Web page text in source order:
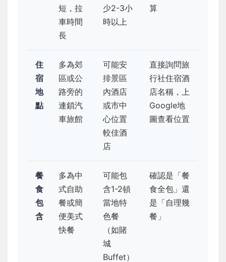
短，拉
車時間
長
少2-3小
時以上
算
住
宿
地
點
多為郊
區或公
路旁的
連鎖汽
車旅館
可能安
排景區
內酒店
或市中
心位置
較佳酒
店
直接詢問旅
行社住宿酒
店名稱，上
Google地
圖查看位置
餐
食
包
含
多為中
式自助
餐或簡
便美式
快餐
可能包
含1-2頓
當地特
色餐
（如賭
城
Buffet）
確認是「餐
食全包」還
是「自理幾
餐」